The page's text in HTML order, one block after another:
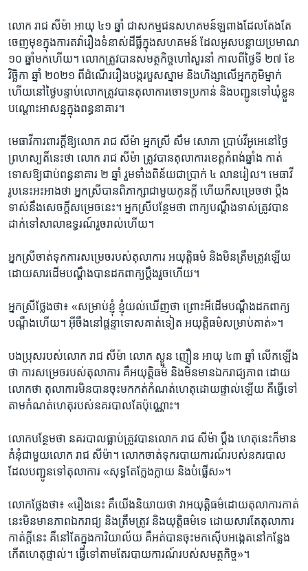
លោក រាជ សីម៉ា អាយុ​ ៤១​ ឆ្នាំ ជា​សកម្មជន​សហគមន៍​ឡ​ពាង​ដែល​តែង​តែ​
ចេញ​មុខ​ក្នុង​ការ​តវ៉ា​រឿង​ទំនាស់​ដី​ធ្លី​ក្នុង​សហគមន៍ ដែល​អូស​បន្លាយ​ប្រមាណ​
១០​ ឆ្នាំ​មក​ហើយ។ លោក​ត្រូវ​បាន​សមត្ថ​កិច្ច​ហៅ​សួរ​នាំ កាល​ពី​ថ្ងៃ​ទី​ ២៧ ខែ​
វិច្ឆិកា ឆ្នាំ​ ២០២១ ពី​ដំណើរ​រឿង​បង្ក​របួស​ស្នាម និង​ហិង្សា​លើ​អ្នក​ភូមិ​ម្នាក់
ហើយ​នៅ​ថ្ងៃ​បន្ទាប់​លោក​ត្រូវ​បាន​តុលាការ​ចោទ​ប្រកាន់ និង​បញ្ជូន​ទៅ​ឃុំ​ខ្លួន​
បណ្តោះ​អាសន្ន​ក្នុង​ពន្ធនា​គារ។
មេ​ធា​វី​ការ​ពារ​ក្តី​ឱ្យ​លោក រាជ សីម៉ា អ្នក​ស្រី សឹម សោភា ប្រាប់​វីអូអេ​នៅ​ថ្ងៃ​
ព្រហស្បតិ៍​នេះ​ថា លោក រាជ សីម៉ា ត្រូវ​បាន​តុលាការ​ខេត្ត​កំពង់​ឆ្នាំង​ កាត់​
ទោស​ឱ្យ​ជាប់​ពន្ធនាគារ​ ២ ​ឆ្នាំ រួម​ទាំង​ពិន័យ​ជា​ប្រាក់​ ៤ ​លាន​រៀល។ មេធាវី​
រូប​នេះ​អះអាង​ថា​ អ្នក​ស្រី​បាន​ពិភាក្សា​ជាមួយ​កូន​ក្តី ​ហើយ​ក៏​សម្រេច​ថា ​ប្តឹង​
ទាស់​នឹង​សេចក្តី​សម្រេច​នេះ។ អ្នកស្រី​បន្ថែម​ថា​ ពាក្យ​បណ្តឹង​ទាស់​ត្រូវ​បាន​
ដាក់​ទៅ​សាលា​ឧទ្ធរណ៍​រួច​រាល់​ហើយ។
អ្នក​ស្រី​ចាត់​ទុក​ការ​សម្រេច​របស់​តុលាការ អយុត្តិ​ធម៌ និង​មិន​ត្រឹម​ត្រូវ​ឡើយ
ដោយ​សារ​ដើម​បណ្តឹង​បាន​ដកពាក្យ​ប្តឹង​រួច​ហើយ។
អ្នក​ស្រី​ថ្លែង​ថា៖ «សម្រាប់​ខ្ញុំ​ ខ្ញុំ​យល់​ឃើញ​ថា ព្រោះ​អី​ដើម​បណ្តឹង​ដក​ពាក្យ​
បណ្តឹង​ហើយ។ អ៊ីចឹង​នៅ​ផ្តន្ទាទោស​គាត់​ទៀត អយុត្តិធម៌​សម្រាប់​គាត់»។
បង​ប្រុស​របស់​លោក រាជ សីម៉ា លោក ស្ងួន ញឿន អាយុ​ ៤៣ ​ឆ្នាំ លើក​ឡើង​
ថា ​ការ​សម្រេច​របស់​តុលាការ គឺ​អយុត្តិធម៌ និង​មិន​មាន​ឯក​រាជ្យ​ភាព ដោយ​
លោក​ថា ​តុលាការ​មិន​បាន​ចុះ​មក​កត់កំណត់​ហេតុ​ដោយ​ផ្ទាល់​ឡើយ គឺ​ធ្វើ​ទៅ​
តាម​កំណត់​ហេតុ​របស់​នគរបាល​តែ​ប៉ុណ្ណោះ។
លោក​បន្ថែម​ថា​ នគរបាល​ធ្លាប់​ត្រូវ​បាន​លោក រាជ សីម៉ា ប្តឹង ហេតុ​នេះក៏​មាន​
គំនុំ​ជាមួយ​លោក រាជ សីម៉ា។ លោក​ចាត់​ទុក​របាយការណ៍​របស់​នគរបាល​
ដែល​បញ្ជូន​ទៅ​តុលាការ​ «សុទ្ធ​តែ​ក្លែង​ក្លាយ និង​បំផ្លើស»។
លោក​ថ្លែង​ថា៖ «រឿង​នេះ​ គឺ​យើង​និយាយ​ថា ​វា​អយុត្តិធម៌​ដោយ​តុលាការ​កាត់​
នេះ​មិនមាន​ភាព​ឯករាជ្យ និង​ត្រឹម​ត្រូវ និង​យុត្តិធម៌​ទេ ដោយ​សារ​តែ​តុលាការ​
កាត់​ក្តី​នេះ គឺ​នៅ​តែ​ក្នុង​ការិយាល័យ គឺ​អត់​បាន​ចុះ​មក​ស៊ើប​អង្កេត​នៅ​កន្លែង​
កើត​ហេតុ​ផ្ទាល់។ ធ្វើ​ទៅ​តាម​តែ​របាយ​ការណ៍​របស់​សមត្ថ​កិច្ច»។